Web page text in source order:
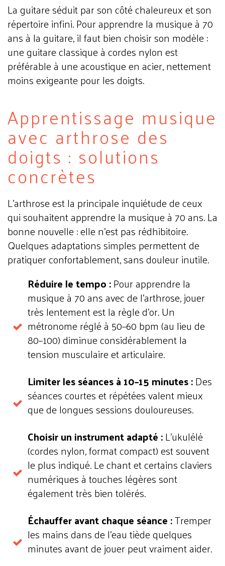
La guitare séduit par son côté chaleureux et son
répertoire infini. Pour apprendre la musique à 70
ans à la guitare, il faut bien choisir son modèle :
une guitare classique à cordes nylon est
préférable à une acoustique en acier, nettement
moins exigeante pour les doigts.
Apprentissage musique
avec arthrose des
doigts : solutions
concrètes
L'arthrose est la principale inquiétude de ceux
qui souhaitent apprendre la musique à 70 ans. La
bonne nouvelle : elle n'est pas rédhibitoire.
Quelques adaptations simples permettent de
pratiquer confortablement, sans douleur inutile.
Réduire le tempo :Pour apprendre la
musique à 70 ans avec de l'arthrose, jouer
très lentement est la règle d'or. Un
métronome réglé à 50–60 bpm (au lieu de
80–100) diminue considérablement la
tension musculaire et articulaire.
Limiter les séances à 10–15 minutes :Des
séances courtes et répétées valent mieux
que de longues sessions douloureuses.
Choisir un instrument adapté :L'ukulélé
(cordes nylon, format compact) est souvent
le plus indiqué. Le chant et certains claviers
numériques à touches légères sont
également très bien tolérés.
Échauffer avant chaque séance :Tremper
les mains dans de l'eau tièdequelques
minutes avant de jouer peut vraiment aider.